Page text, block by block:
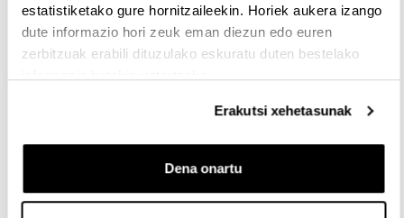
estatistiketako gure hornitzaileekin. Horiek aukera izango
dute informazio hori zeuk eman diezun edo euren
zerbitzuak erabili dituzulako eskuratu duten bestelako
Erakutsi xehetasunak
Dena onartu
(1860), planteaba numerosos espacios abiertos destinados a
jardines y poca densidad edificatoria, con edificaciones que no
superaban las tres plantas de altura y no se ocupaba más del
que en la actualidad se asemeja más a las directrices
marcadas en el Plan de Castro. Su desarrollo fue muy lento,
existente lo que le granjeó numerosas críticas por parte de los
propietarios del suelo. El alto precio del suelo y su lenta
ejecución, hizo que no solucionase los problemas de escasez
de vivienda de la clase obrera, que se fue asentando en el